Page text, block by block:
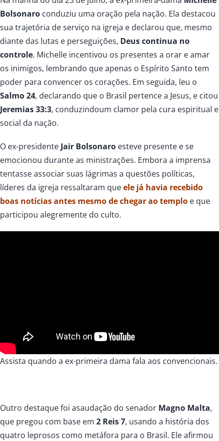
Bolsonaro conduziu uma oração pela nação. Ela destacou
sua trajetória de serviço na igreja e declarou que, mesmo
diante das lutas e perseguições, Deus continua no
controle. Michelle incentivou os presentes a orar e amar
os inimigos, lembrando que apenas o Espírito Santo tem
poder para convencer os corações. Em seguida, leu o
Salmo 24, declarando que o Brasil pertence a Jesus, e citou
Jeremias 33:3, conduzindoum clamor pela cura espiritual e
social da nação.
O ex-presidente Jair Bolsonaro esteve presente e se
emocionou durante as ministrações. Embora a imprensa
tentasse associar suas lágrimas a questões políticas,
líderes da igreja ressaltaram queele já havia recebido
boas notícias antes mesmo de chegar ao templo e que
participou alegremente do culto.
Assista quando a ex-primeira dama fala aos convencionais.
Outro destaque foi asaudação do senador Magno Malta,
que pregou com base em 2 Reis 7, usando a história dos
quatro leprosos como metáfora para o Brasil. Ele afirmou